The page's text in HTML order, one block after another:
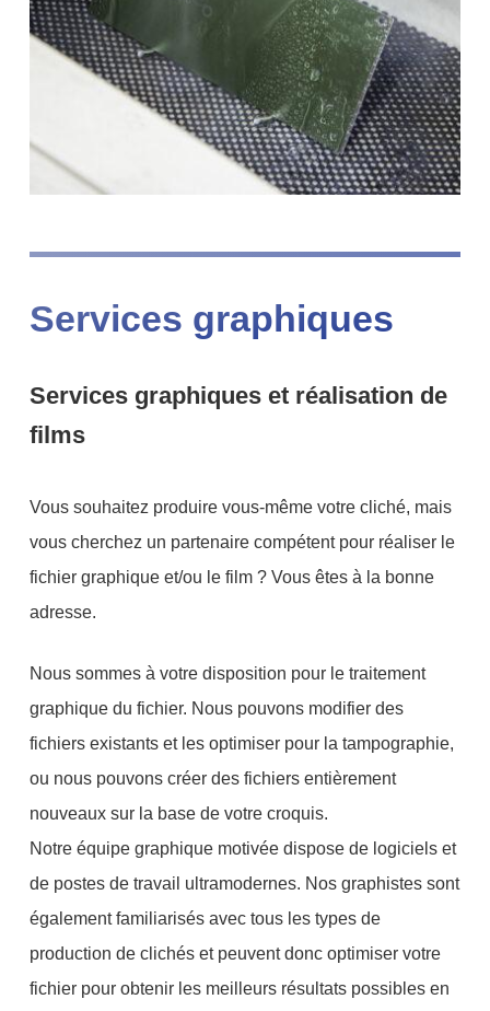
Services graphiques
Services graphiques et réalisation de
films
Vous souhaitez produire vous-même votre cliché, mais
vous cherchez un partenaire compétent pour réaliser le
fichier graphique et/ou le film ? Vous êtes à la bonne
adresse.
Nous sommes à votre disposition pour le traitement
graphique du fichier. Nous pouvons modifier des
fichiers existants et les optimiser pour la tampographie,
ou nous pouvons créer des fichiers entièrement
nouveaux sur la base de votre croquis.
Notre équipe graphique motivée dispose de logiciels et
de postes de travail ultramodernes. Nos graphistes sont
également familiarisés avec tous les types de
production de clichés et peuvent donc optimiser votre
fichier pour obtenir les meilleurs résultats possibles en